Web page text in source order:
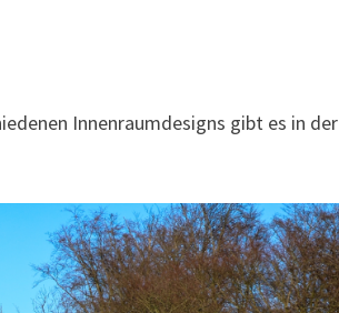
Innenraumdesigns gibt es in der